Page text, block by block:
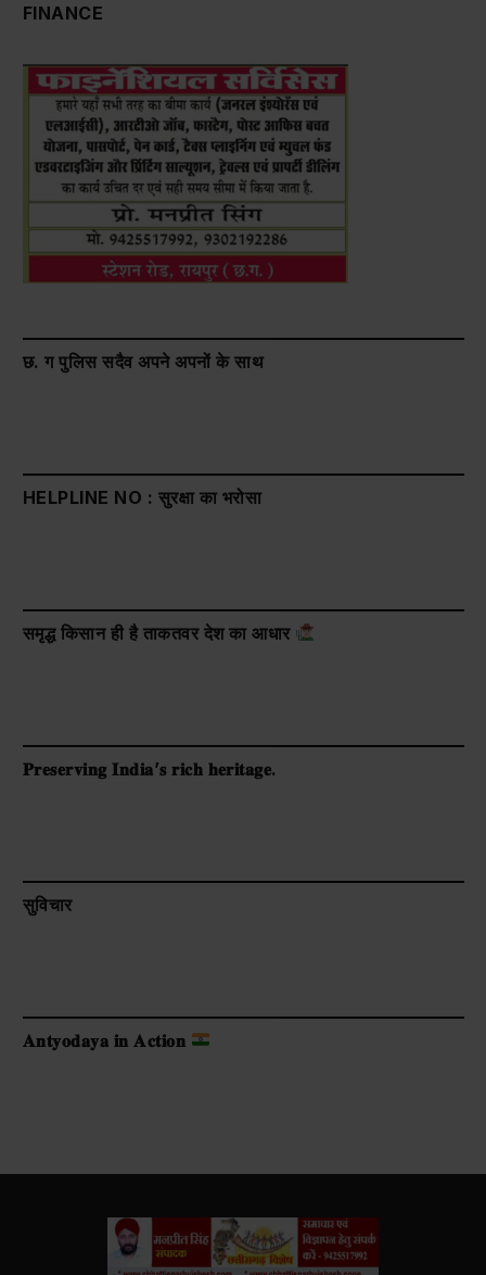
FINANCE
छ. ग पुलिस सदैव अपने अपनों के साथ
HELPLINE NO : सुरक्षा का भरोसा
समृद्ध किसान ही है ताकतवर देश का आधार
𝐏𝐫𝐞𝐬𝐞𝐫𝐯𝐢𝐧𝐠 𝐈𝐧𝐝𝐢𝐚’𝐬 𝐫𝐢𝐜𝐡 𝐡𝐞𝐫𝐢𝐭𝐚𝐠𝐞.
सुविचार
𝐀𝐧𝐭𝐲𝐨𝐝𝐚𝐲𝐚 𝐢𝐧 𝐀𝐜𝐭𝐢𝐨𝐧